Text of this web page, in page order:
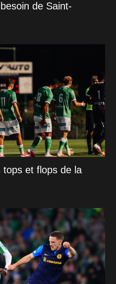
de Saint-
tops et flops de la